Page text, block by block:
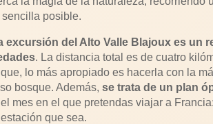
posible.
excursión del Alto Valle Blajoux es un
. La distancia total es de cuatro
lo más apropiado es hacerla con la
bosque. Además, se trata de un plan
mes en el que pretendas viajar a
que sea.